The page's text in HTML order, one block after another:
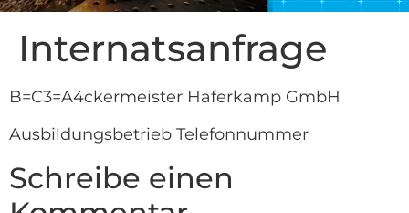
Internatsanfrage
B=C3=A4ckermeister Haferkamp GmbH
Ausbildungsbetrieb Telefonnummer
Schreibe einen